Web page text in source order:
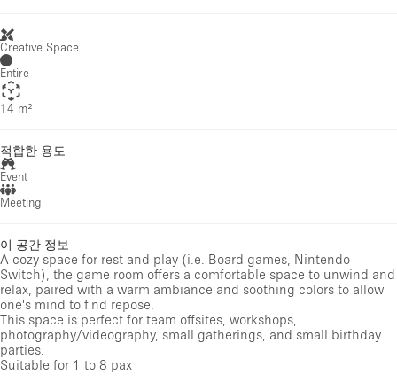
Creative Space
Entire
14 m²
적합한 용도
Event
Meeting
이 공간 정보
A cozy space for rest and play (i.e. Board games, Nintendo
Switch), the game room offers a comfortable space to unwind and
relax, paired with a warm ambiance and soothing colors to allow
one's mind to find repose.
This space is perfect for team offsites, workshops,
photography/videography, small gatherings, and small birthday
parties.
Suitable for 1 to 8 pax